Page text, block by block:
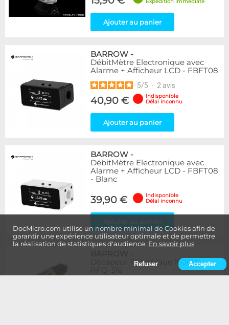
DocMicro.com utilise un nombre minimal de Cookies afin de
garantir une expérience utilisateur optimale et de permettre
la réalisation de statistiques d'audience. En savoir plus
Refuser Accepter
Expédition immédiate
Ajouter au panier
BARROW -
DébitMètre Electronique avec
Alarme + Afficheur LCD - FBFT08
5/5 - 2 avis
40,90 €
Indisponible
Délai inconnu
Ajouter au panier
BARROW -
DébitMètre Electronique avec
Alarme + Afficheur LCD - FBFT08
- Blanc
39,90 €
Indisponible
Délai inconnu
Ajouter au panier
Décapeur Thermique 1600W -